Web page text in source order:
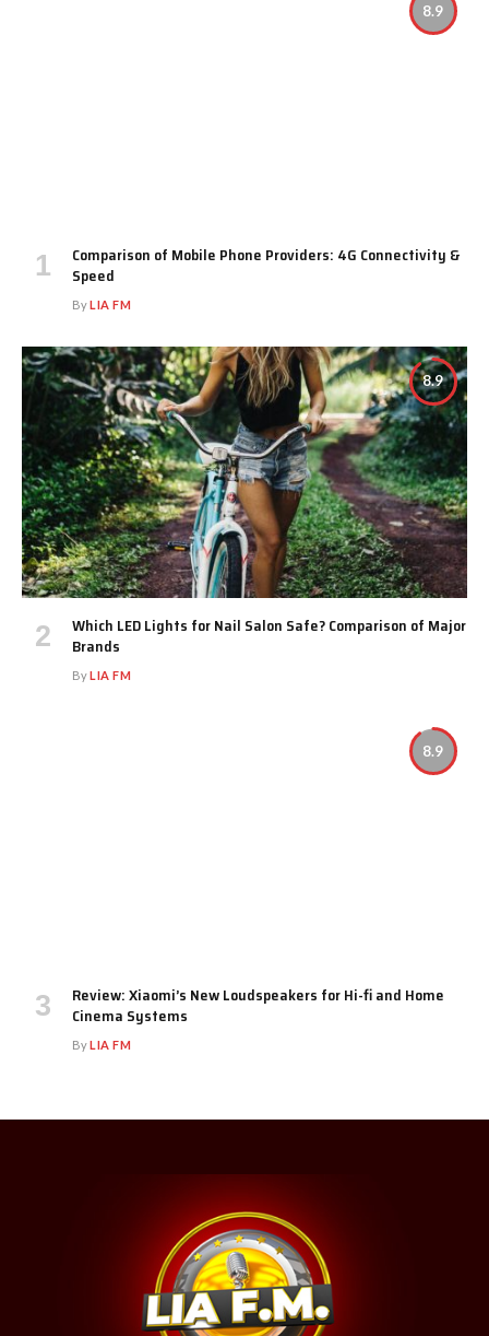
8.9
Comparison of Mobile Phone Providers: 4G Connectivity &
Speed
ByLIA FM
8.9
Which LED Lights for Nail Salon Safe? Comparison of Major
Brands
ByLIA FM
8.9
Review: Xiaomi’s New Loudspeakers for Hi-fi and Home
Cinema Systems
ByLIA FM